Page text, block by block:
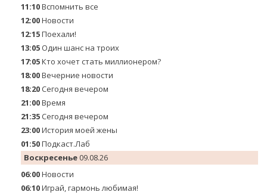
11:10Вспомнить все
12:00Новости
12:15Поехали!
13:05 Один шанс на троих
17:05Кто хочет стать миллионером?
18:00Вечерние новости
18:20Сегодня вечером
21:00Время
21:35Сегодня вечером
23:00История моей жены
01:50Подкаст.Лаб
Воскресенье 09.08.26
06:00Новости
06:10Играй, гармонь любимая!